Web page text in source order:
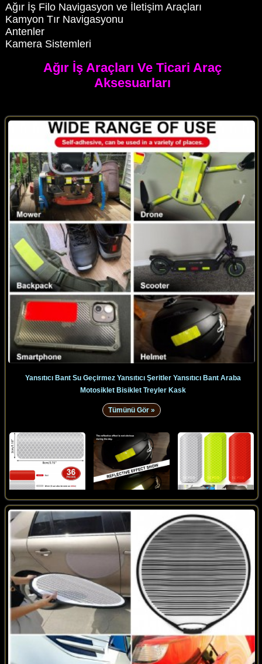
Ağır İş Filo Navigasyon ve İletişim Araçları
Kamyon Tır Navigasyonu
Antenler
Kamera Sistemleri
Ağır İş Araçları Ve Ticari Araç
Aksesuarları
Yansıtıcı Bant Su Geçirmez Yansıtıcı Şeritler Yansıtıcı Bant Araba
Motosiklet Bisiklet Treyler Kask
Tümünü Gör »